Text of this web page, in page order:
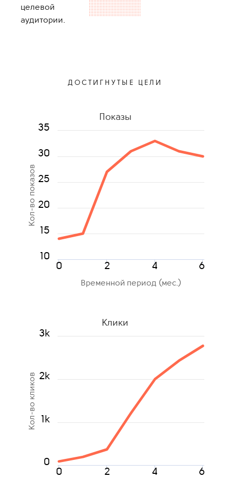
целевой
аудитории.
ДОСТИГНУТЫЕ ЦЕЛИ
Временной период (мес.)
Кол-во показов
Показы
0 2 4 6
10
15
20
25
30
35
Кол-во кликов
Клики
0 2 4 6
0
1k
2k
3k